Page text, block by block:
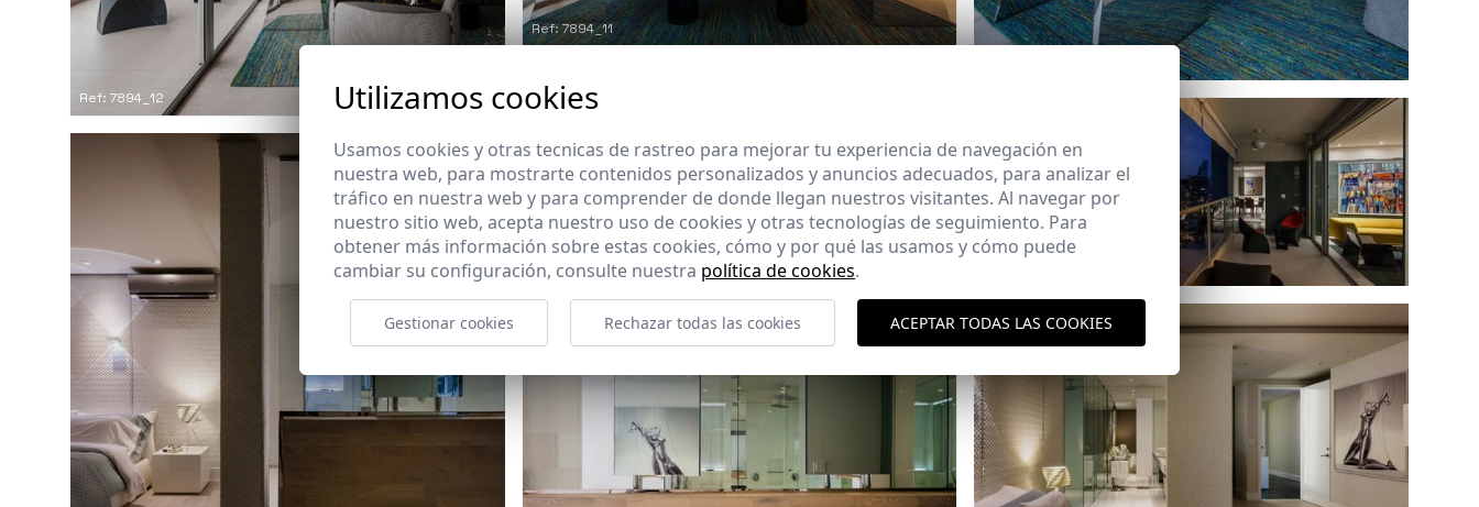
Ref: 7894_11
Ref: 7894_12
Ref: 7894_13
Utilizamos cookies
Usamos cookies y otras tecnicas de rastreo para mejorar tu experiencia de navegación en
nuestra web, para mostrarte contenidos personalizados y anuncios adecuados, para analizar el
tráfico en nuestra web y para comprender de donde llegan nuestros visitantes. Al navegar por
nuestro sitio web, acepta nuestro uso de cookies y otras tecnologías de seguimiento. Para
obtener más información sobre estas cookies, cómo y por qué las usamos y cómo puede
cambiar su configuración, consulte nuestra política de cookies.
Gestionar cookies Rechazar todas las cookies ACEPTAR TODAS LAS COOKIES